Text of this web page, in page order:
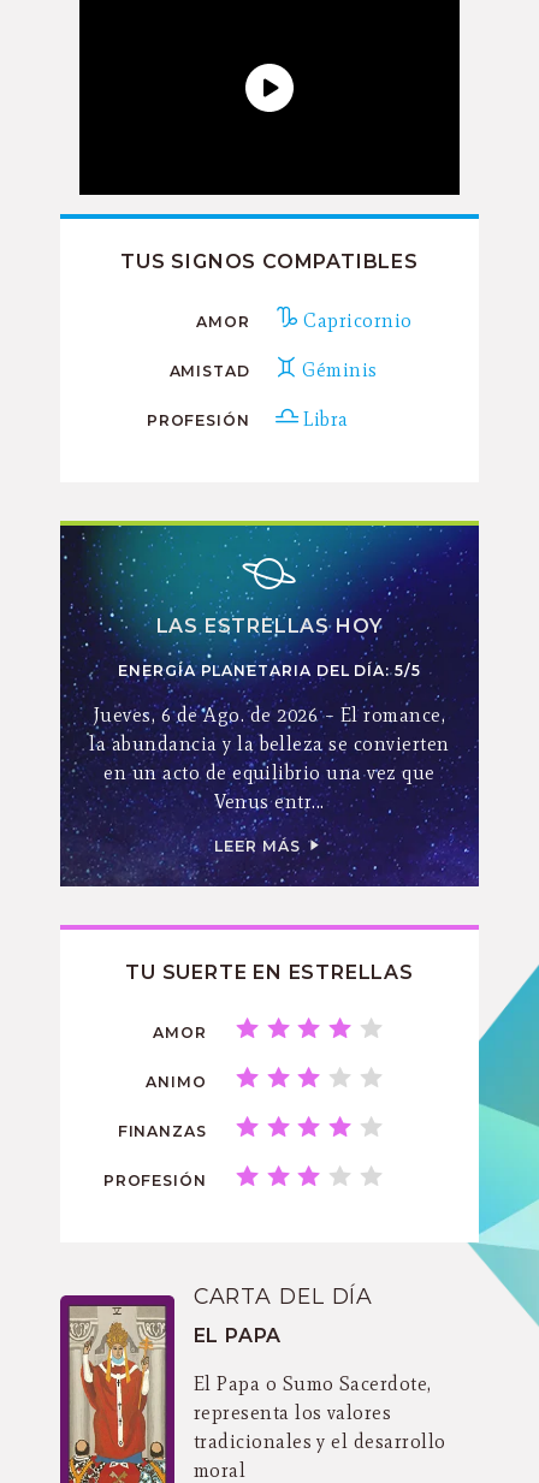
TUS SIGNOS COMPATIBLES
AMOR Capricornio
AMISTAD Géminis
PROFESIÓN Libra
LAS ESTRELLAS HOY
ENERGÍA PLANETARIA DEL DÍA: 5/5
Jueves, 6 de Ago. de 2026 – El romance,
la abundancia y la belleza se convierten
en un acto de equilibrio una vez que
Venus entr...
LEER MÁS
TU SUERTE EN ESTRELLAS
AMOR
ANIMO
FINANZAS
PROFESIÓN
CARTA DEL DÍA
EL PAPA
El Papa o Sumo Sacerdote,
representa los valores
tradicionales y el desarrollo
moral